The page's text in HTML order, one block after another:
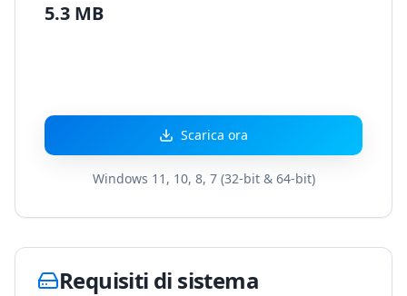
5.3 MB
Scarica ora
Windows 11, 10, 8, 7 (32-bit & 64-bit)
Requisiti di sistema